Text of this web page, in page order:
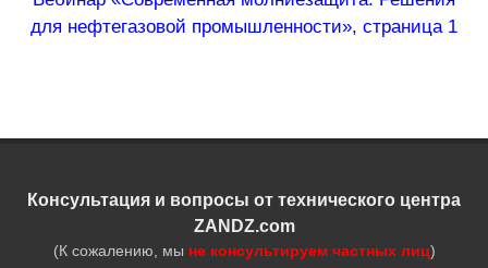
для нефтегазовой промышленности», страница 1
Консультация и вопросы от технического центра
ZANDZ.com
(К сожалению, мы не консультируем частных лиц)